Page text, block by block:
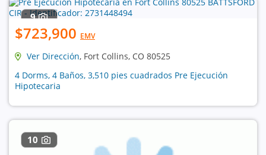
9
$723,900 EMV
Ver Dirección, Fort Collins, CO 80525
4 Dorms, 4 Baños, 3,510 pies cuadrados Pre Ejecución
Hipotecaria
10